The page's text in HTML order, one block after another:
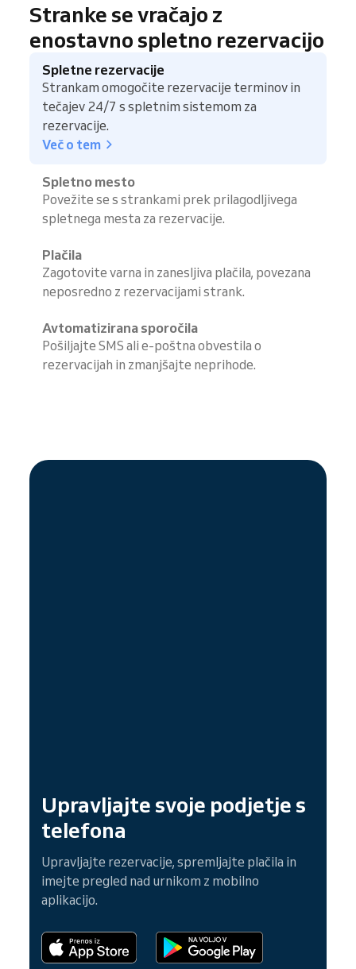
Stranke se vračajo z
enostavno spletno rezervacijo
Spletne rezervacije
Strankam omogočite rezervacije terminov in
tečajev 24/7 s spletnim sistemom za
rezervacije.
Več o tem
Spletno mesto
Povežite se s strankami prek prilagodljivega
spletnega mesta za rezervacije.
Plačila
Zagotovite varna in zanesljiva plačila, povezana
neposredno z rezervacijami strank.
Avtomatizirana sporočila
Pošiljajte SMS ali e-poštna obvestila o
rezervacijah in zmanjšajte neprihode.
Upravljajte svoje podjetje s
telefona
Upravljajte rezervacije, spremljajte plačila in
imejte pregled nad urnikom z mobilno
aplikacijo.